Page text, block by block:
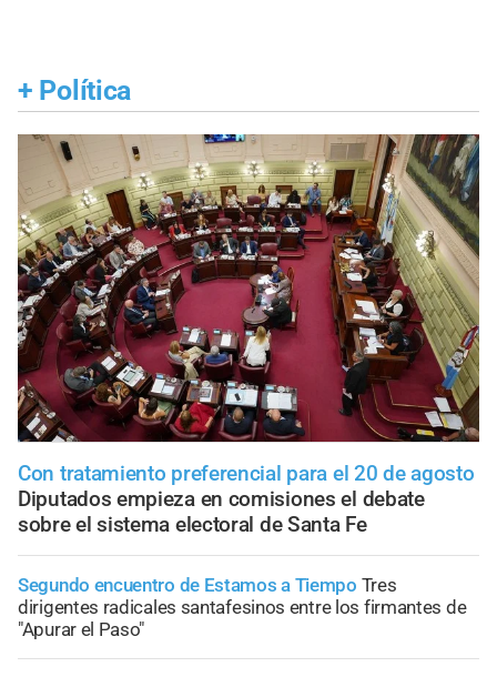
+ Política
Con tratamiento preferencial para el 20 de agosto
Diputados empieza en comisiones el debate
sobre el sistema electoral de Santa Fe
Segundo encuentro de Estamos a Tiempo Tres
dirigentes radicales santafesinos entre los firmantes de
"Apurar el Paso"